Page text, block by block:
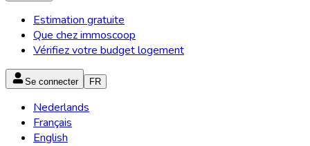
Estimation gratuite
Que chez immoscoop
Vérifiez votre budget logement
Se connecter FR
Nederlands
Français
English